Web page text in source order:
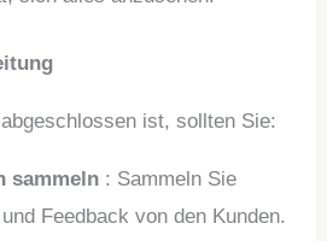
ist, sollten Sie:
sammeln : Sammeln Sie
Feedback von den Kunden.